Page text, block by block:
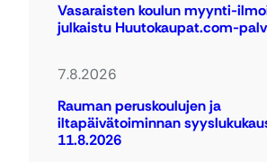
Vasaraisten koulun myynti-
julkaistu Huutokaupat.com-
7.8.2026
Rauman peruskoulujen ja
iltapäivätoiminnan
11.8.2026